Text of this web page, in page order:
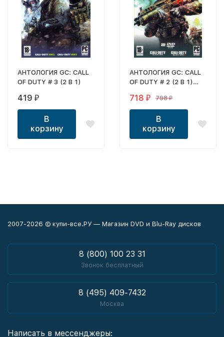
АНТОЛОГИЯ GC: CALL
OF DUTY # 3 (2 В 1)
419 ₽
В
корзину
АНТОЛОГИЯ GC: CALL
OF DUTY # 2 (2 В 1)
НОСИТЕЛЯХ)
718 ₽ 798₽
В
корзину
2007-2026 © купи-все.РУ — Магазин DVD и Blu-Ray дисков
8 (800) 100 23 31
Звонок бесплатный
8 (495) 409-7432
Москва
Написать в мессенджеры: